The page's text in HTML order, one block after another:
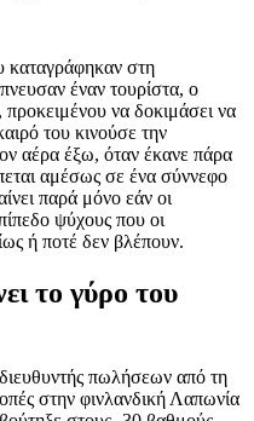
καταγράφηκαν στη
έναν τουρίστα, ο
προκειμένου να δοκιμάσει να
του κινούσε την
αέρα έξω, όταν έκανε πάρα
αμέσως σε ένα σύννεφο
παρά μόνο εάν οι
ψύχους που οι
ή ποτέ δεν βλέπουν.
το γύρο του
πωλήσεων από τη
στην φινλανδική Λαπωνία